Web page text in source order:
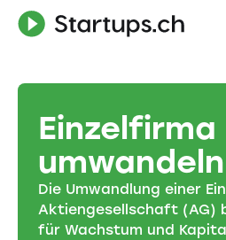
Einzelfirma
umwandeln
Die Umwandlung einer
Aktiengesellschaft (AG)
für Wachstum und